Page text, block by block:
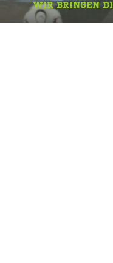
WIR BRINGEN